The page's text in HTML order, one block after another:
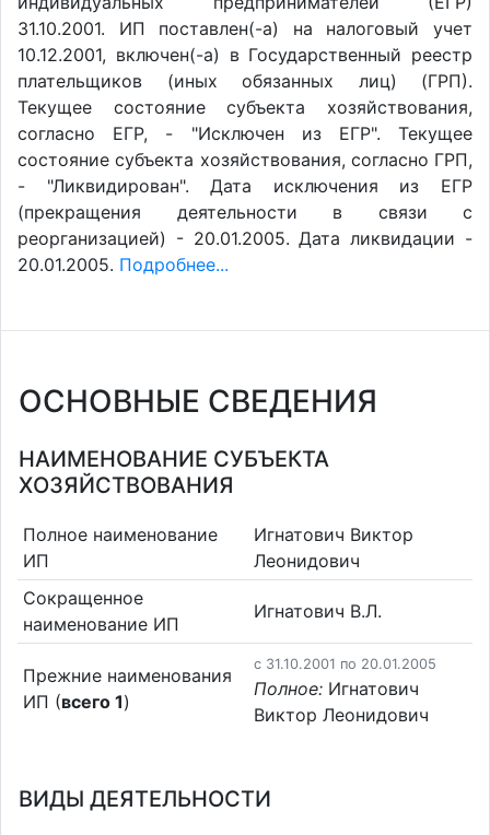
31.10.2001. ИП поставлен(-a) на налоговый учет
10.12.2001, включен(-a) в Государственный реестр
плательщиков (иных обязанных лиц) (ГРП).
Текущее состояние субъекта хозяйствования,
согласно ЕГР, - "Исключен из ЕГР". Текущее
состояние субъекта хозяйствования, согласно ГРП,
- "Ликвидирован". Дата исключения из ЕГР
(прекращения деятельности в связи с
реорганизацией) - 20.01.2005. Дата ликвидации -
20.01.2005. Подробнее...
ОСНОВНЫЕ СВЕДЕНИЯ
НАИМЕНОВАНИЕ СУБЪЕКТА
ХОЗЯЙСТВОВАНИЯ
Полное наименование
ИП
Игнатович Виктор
Леонидович
Сокращенное
наименование ИП
Игнатович В.Л.
Прежние наименования
ИП (всего 1)
c 31.10.2001 по 20.01.2005
Полное: Игнатович
Виктор Леонидович
ВИДЫ ДЕЯТЕЛЬНОСТИ